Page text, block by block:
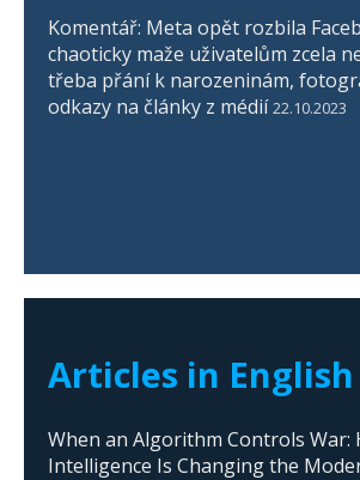
Komentář: Meta opět rozbila
chaoticky maže uživatelům zcela
třeba přání k narozeninám,
odkazy na články z médií 22.10.2023
Articles in English
When an Algorithm Controls War:
Intelligence Is Changing the